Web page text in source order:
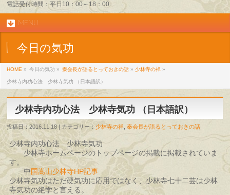
電話受付時間：平日10：00～18：00
MENU
今日の気功
HOME » 今日の気功 » 秦会長が語るとっておきの話 »少林寺の禅 »
少林寺内功心法 少林寺気功 （日本語訳）
少林寺内功心法 少林寺気功 （日本語訳）
投稿日：2016.11.18 | カテゴリー： 少林寺の禅 ,秦会長が語るとっておきの話
少林寺内功心法 少林寺気功
少林寺ホームページのトップページの掲載に掲載されていま
す。
中 国嵩山少林寺HP記事
少林寺気功はただ硬気功に応用ではなく、少林寺七十二芸は少林
寺気功の絶学と言える。